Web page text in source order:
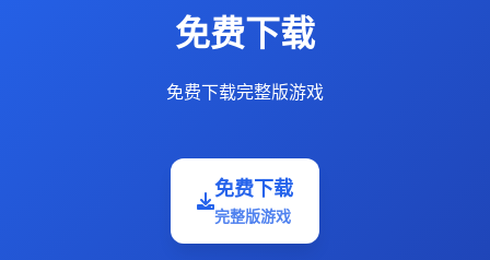
免费下载
免费下载完整版游戏
免费下载
完整版游戏